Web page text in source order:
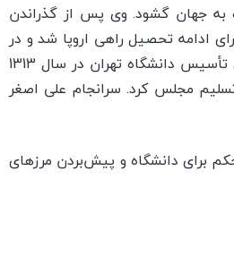
در 26 مردادماه 1272 در شیراز دیده به جهان گشود. وی پس از گذراندن
ادامه تحصیل راهی اروپا شد و در
سال 1311 موفق به اخذ درجه لیسانس حقوق از دانشگاه سوربن شد. از مهمترین اقدامات وی تأسیس دانشگاه تهران در سال 1313
مجلس کرد. سرانجام علی اصغر
برای دانشگاه و پیش‌بردن مرزهای